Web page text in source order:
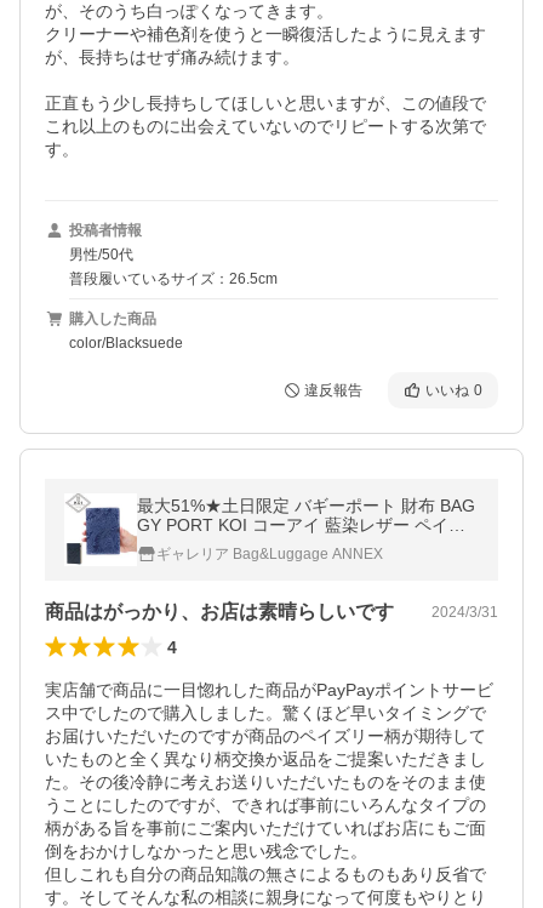
が、そのうち白っぽくなってきます。
クリーナーや補色剤を使うと一瞬復活したように見えます
が、長持ちはせず痛み続けます。
正直もう少し長持ちしてほしいと思いますが、この値段で
これ以上のものに出会えていないのでリピートする次第で
す。
投稿者情報
男性/50代
普段履いているサイズ：26.5cm
購入した商品
color/Blacksuede
違反報告 いいね 0
最大51%★土日限定 バギーポート 財布 BAG
GY PORT KOI コーアイ 藍染レザー ペイズ
リー ハーフウォレット 二つ折り財布 本革 メ
ンズ レディース ZYS-196
ギャレリア Bag&Luggage ANNEX
商品はがっかり、お店は素晴らしいです 2024/3/31
4
実店舗で商品に一目惚れした商品がPayPayポイントサービ
ス中でしたので購入しました。驚くほど早いタイミングで
お届けいただいたのですが商品のペイズリー柄が期待して
いたものと全く異なり柄交換か返品をご提案いただきまし
た。その後冷静に考えお送りいただいたものをそのまま使
うことにしたのですが、できれば事前にいろんなタイプの
柄がある旨を事前にご案内いただけていればお店にもご面
倒をおかけしなかったと思い残念でした。
但しこれも自分の商品知識の無さによるものもあり反省で
す。そしてそんな私の相談に親身になって何度もやりとり